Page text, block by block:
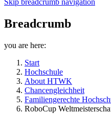
Skip breadcrumb navigation
Breadcrumb
you are here:
Start
Hochschule
About HTWK
Chancengleichheit
Familiengerechte
RoboCup